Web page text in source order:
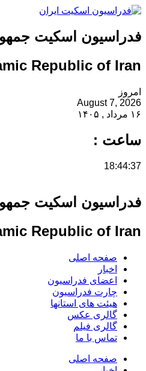
فدراسیون اسکیت
Republic of Iran
امروز
August 7, 2026
۱۶ مرداد , ۱۴۰۵
ساعت :
18:44:37
فدراسیون اسکیت
Republic of Iran
صفحه اصلی
اخبار
اعضای فدراسیون
چارت فدراسیون
هیئت های استانها
گالری عکس
گالری فیلم
تماس با ما
صفحه اصلی